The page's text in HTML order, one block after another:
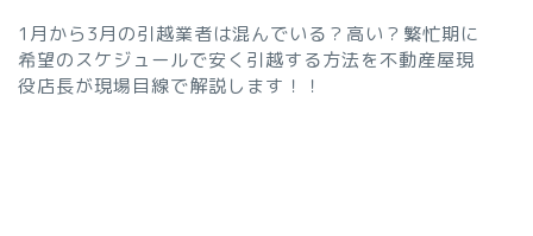
1月から3月の引越業者は混んでいる？高い？繁忙期に
希望のスケジュールで安く引越する方法を不動産屋現
役店長が現場目線で解説します！！